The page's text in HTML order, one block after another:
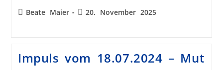
Beate Maier 20. November 2025
Impuls vom 18.07.2024 – Mut